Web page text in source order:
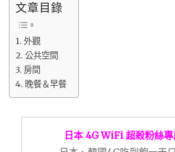
文章目錄
外觀
公共空間
房間
晚餐＆早餐
日本 4G WiFi 超殺粉絲